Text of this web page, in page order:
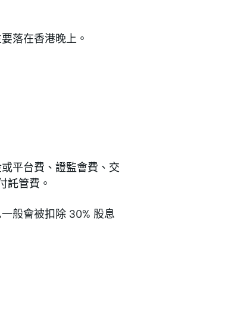
落在香港晚上。
平台費、證監會費、交
託管費。
般會被扣除 30% 股息